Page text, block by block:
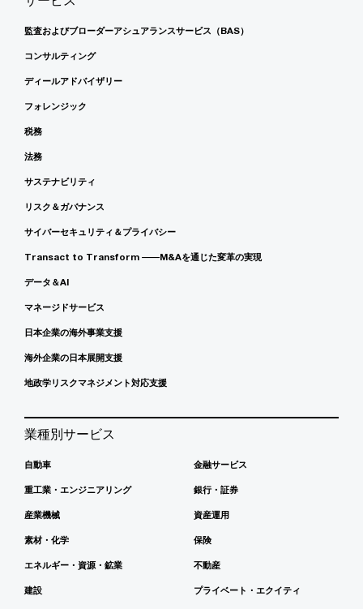
監査およびブローダーアシュアランスサービス（BAS）
コンサルティング
ディールアドバイザリー
フォレンジック
税務
法務
サステナビリティ
リスク＆ガバナンス
サイバーセキュリティ＆プライバシー
Transact to Transform ――M&Aを通じた変革の実現
データ＆AI
マネージドサービス
日本企業の海外事業支援
海外企業の日本展開支援
地政学リスクマネジメント対応支援
業種別サービス
自動車
重工業・エンジニアリング
産業機械
素材・化学
エネルギー・資源・鉱業
建設
金融サービス
銀行・証券
資産運用
保険
不動産
プライベート・エクイティ